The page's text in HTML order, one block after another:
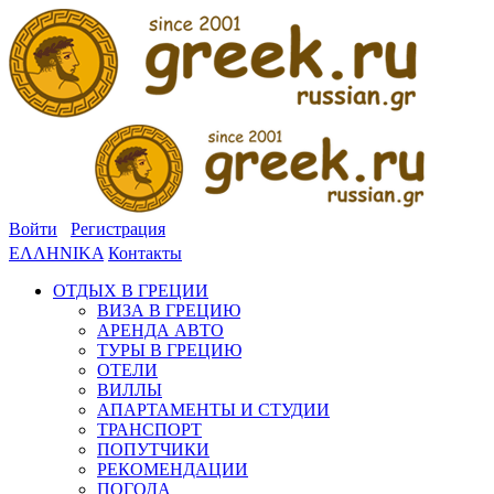
Войти
Регистрация
ΕΛΛΗΝΙΚΑ Контакты
ОТДЫХ В ГРЕЦИИ
ВИЗА В ГРЕЦИЮ
АРЕНДА АВТО
ТУРЫ В ГРЕЦИЮ
ОТЕЛИ
ВИЛЛЫ
АПАРТАМЕНТЫ И СТУДИИ
ТРАНСПОРТ
ПОПУТЧИКИ
РЕКОМЕНДАЦИИ
ПОГОДА